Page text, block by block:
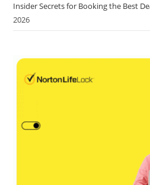
Insider Secrets for Booking the Best
2026